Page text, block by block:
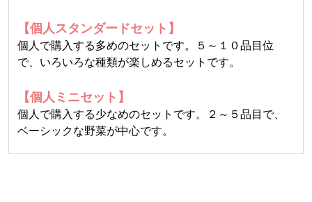
【個人スタンダードセット】
個人で購入する多めのセットです。５～１０品目位
で、いろいろな種類が楽しめるセットです。
【個人ミニセット】
個人で購入する少なめのセットです。２～５品目で、
ベーシックな野菜が中心です。